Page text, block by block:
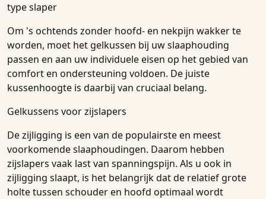
type slaper
Om 's ochtends zonder hoofd- en nekpijn wakker te
worden, moet het gelkussen bij uw slaaphouding
passen en aan uw individuele eisen op het gebied van
comfort en ondersteuning voldoen. De juiste
kussenhoogte is daarbij van cruciaal belang.
Gelkussens voor zijslapers
De zijligging is een van de populairste en meest
voorkomende slaaphoudingen. Daarom hebben
zijslapers vaak last van spanningspijn. Als u ook in
zijligging slaapt, is het belangrijk dat de relatief grote
holte tussen schouder en hoofd optimaal wordt